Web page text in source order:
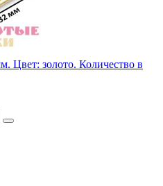
Цвет: золото. Количество в